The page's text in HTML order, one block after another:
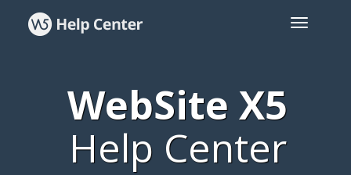
WebSite X5
Help Center